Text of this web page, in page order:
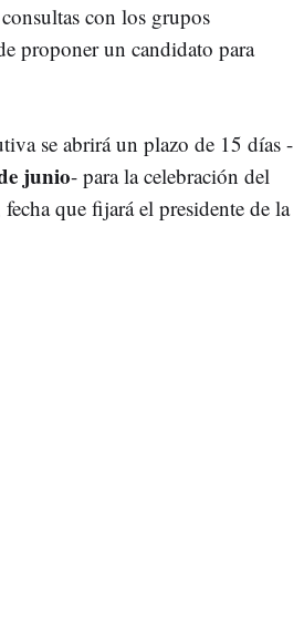
con los grupos
proponer un candidato para
se abrirá un plazo de 15 días -
junio- para la celebración del
que fijará el presidente de la